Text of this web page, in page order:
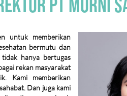
PT MURNI
untuk memberikan
bermutu dan
hanya bertugas
rekan masyarakat
Kami memberikan
Dan juga kami